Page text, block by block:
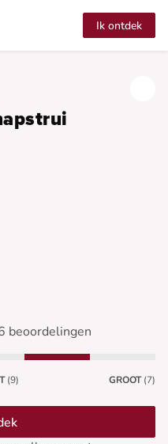
Ik ontdek
beoordelingen
(9) GROOT (7)